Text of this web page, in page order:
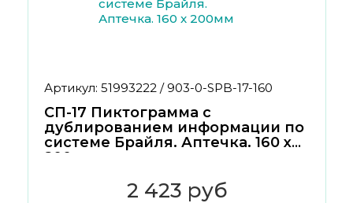
Артикул: 51993222 / 903-0-SPB-17-160
СП-17 Пиктограмма с
дублированием информации по
системе Брайля. Аптечка. 160 x
200мм
2 423 руб